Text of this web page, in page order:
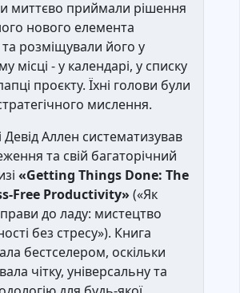
миттєво приймали рішення
нового елемента
та розміщували його у
місці - у календарі, у списку
проєкту. Їхні голови були
мислення.
Девід Аллен систематизував
та свій багаторічний
«Getting Things Done: The
Free Productivity» («Як
до ладу: мистецтво
без стресу»). Книга
бестселером, оскільки
чітку, універсальну та